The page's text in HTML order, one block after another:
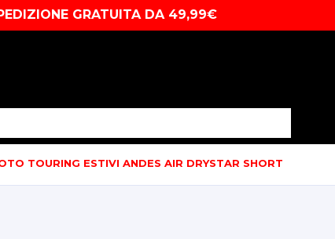
GRATUITA DA 49,99€
TOURING ESTIVI ANDES AIR DRYSTAR SHORT